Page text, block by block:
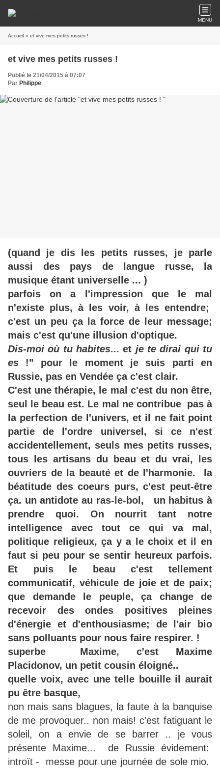
MENU
Accueil » et vive mes petits russes !
et vive mes petits russes !
Publié le 21/04/2015 à 07:07
Par Philippe
(quand je dis les petits russes, je parle
aussi des pays de langue russe, la
musique étant universelle ... )
parfois on a l'impression que le mal
n'existe plus, à les voir, à les entendre;
c'est un peu ça la force de leur message;
mais c'est qu'une illusion d'optique.
Dis-moi où tu habites... et je te dirai qui tu
es !" pour le moment je suis parti en
Russie, pas en Vendée ça c'est clair.
C'est une thérapie, le mal c'est du non être,
seul le beau est. Le mal ne contribue pas à
la perfection de l'univers, et il ne fait point
partie de l'ordre universel, si ce n'est
accidentellement, seuls mes petits russes,
tous
les artisans du beau et du vrai, les
ouvriers de la beauté et de l'harmonie. la
béatitude des coeurs purs, c'est peut-être
ça. un antidote au ras-le-bol, un habitus à
prendre quoi. On nourrit tant notre
intelligence avec tout ce qui va mal,
politique religieux, ça y a le choix et il en
faut si peu pour se sentir heureux parfois.
Et puis le beau c'est tellement
communicatif, véhicule de joie et de paix;
que demande le peuple, ça change de
recevoir des ondes positives pleines
d'énergie et d'enthousiasme; de l'air bio
sans polluants pour nous faire respirer. !
superbe Maxime, c'est Maxime
Placidonov, un petit cousin éloigné..
quelle voix, avec une telle bouille il aurait
pu être basque,
non mais sans blagues, la faute à la banquise
de me provoquer.. non mais! c'est fatiguant le
soleil, on a envie de se barrer .. je vous
présente Maxime... de Russie évidement:
introït - messe pour une journée de sole mio.